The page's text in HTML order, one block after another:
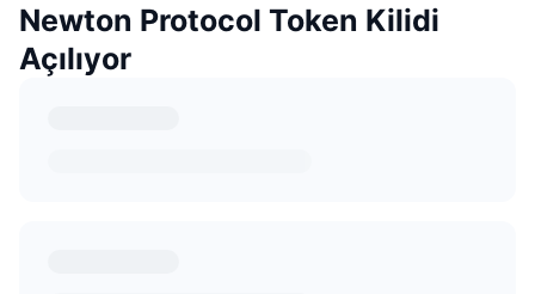
Newton Protocol Token Kilidi
Açılıyor